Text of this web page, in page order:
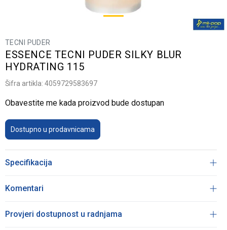
TECNI PUDER
ESSENCE TECNI PUDER SILKY BLUR
HYDRATING 115
Šifra artikla: 4059729583697
Obavestite me kada proizvod bude dostupan
Dostupno u prodavnicama
Specifikacija
Komentari
Provjeri dostupnost u radnjama